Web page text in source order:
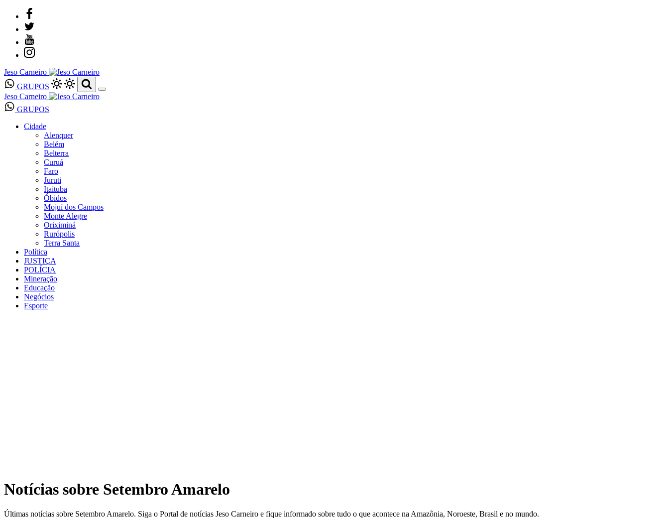
Jeso Carneiro
GRUPOS
Jeso Carneiro
GRUPOS
Cidade
Alenquer
Belém
Belterra
Curuá
Faro
Juruti
Itaituba
Óbidos
Mojuí dos Campos
Monte Alegre
Oriximiná
Rurópolis
Terra Santa
Política
JUSTIÇA
POLÍCIA
Mineração
Educação
Negócios
Esporte
Notícias sobre Setembro Amarelo
Últimas notícias sobre Setembro Amarelo. Siga o Portal de notícias Jeso Carneiro e fique informado sobre tudo o que acontece na Amazônia, Noroeste, Brasil e no mundo.